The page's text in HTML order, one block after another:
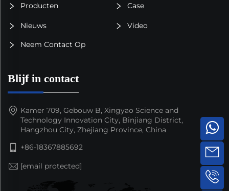
Producten Case
Nieuws Video
Neem Contact Op
Blijf in contact
Kamer 709, Gebouw B, Xingyao Science and
Technology Innovation City, Binjiang District,
Hangzhou City, Zhejiang Province, China
+86-18367885692
[email protected]